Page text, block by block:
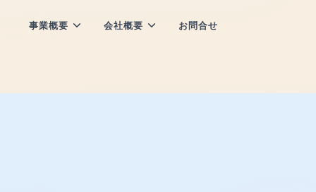
事業概要 会社概要 お問合せ